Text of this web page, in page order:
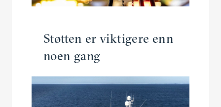
Støtten er viktigere enn
noen gang